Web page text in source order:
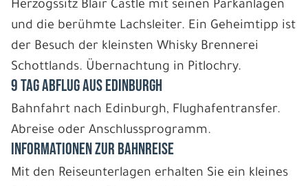
Herzogssitz Blair Castle mit seinen Parkanlagen
und die berühmte Lachsleiter. Ein Geheimtipp ist
der Besuch der kleinsten Whisky Brennerei
Schottlands. Übernachtung in Pitlochry.
9 Tag Abflug aus Edinburgh
Bahnfahrt nach Edinburgh, Flughafentransfer.
Abreise oder Anschlussprogramm.
Informationen zur Bahnreise
Mit den Reiseunterlagen erhalten Sie ein kleines